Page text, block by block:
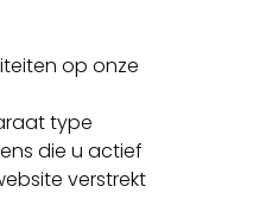
op onze
type
die u actief
verstrekt